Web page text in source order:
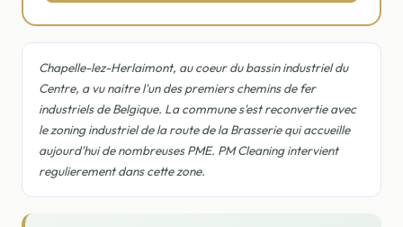
Chapelle-lez-Herlaimont, au coeur du bassin industriel du
Centre, a vu naitre l'un des premiers chemins de fer
industriels de Belgique. La commune s'est reconvertie avec
le zoning industriel de la route de la Brasserie qui accueille
aujourd'hui de nombreuses PME. PM Cleaning intervient
regulierement dans cette zone.